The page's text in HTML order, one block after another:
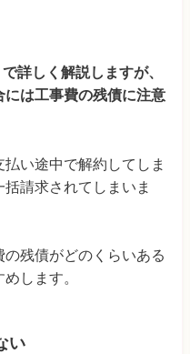
で詳しく解説しますが、
には工事費の残債に注意
い途中で解約してしま
請求されてしまいま
残債がどのくらいある
します。
い